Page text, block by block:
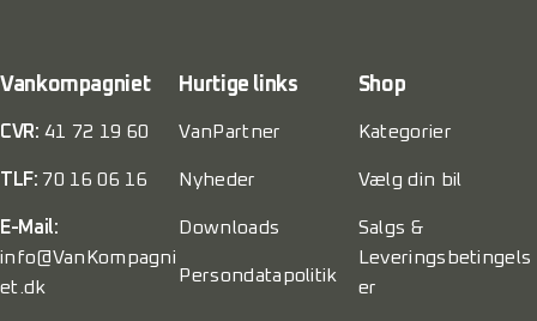
Vankompagniet
CVR: 41 72 19 60
TLF: 70 16 06 16
E-Mail:
info@VanKompagni
et.dk
Hurtige links
VanPartner
Nyheder
Downloads
Persondatapolitik
Shop
Kategorier
Vælg din bil
Salgs &
Leveringsbetingels
er